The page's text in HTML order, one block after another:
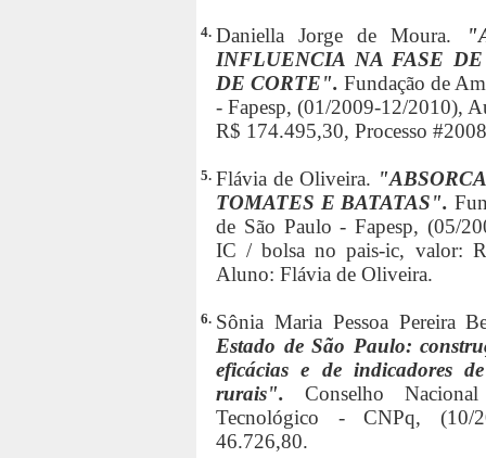
4. Daniella Jorge de Moura.
INFLUENCIA NA FASE
DE CORTE". Fundação de
- Fapesp, (01/2009-12/2010),
R$ 174.495,30, Processo
5. Flávia de Oliveira.
TOMATES E BATATAS".
de São Paulo - Fapesp, (05/
IC / bolsa no pais-ic, valor:
Aluno: Flávia de Oliveira.
6. Sônia Maria Pessoa Pereira
Estado de São Paulo:
eficácias e de indicadores
rurais".Conselho
Tecnológico - CNPq, (10/
46.726,80.